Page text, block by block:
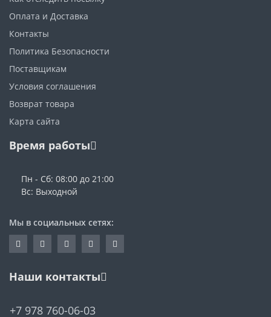
Оплата и Доставка
Контакты
Политика Безопасности
Поставщикам
Условия соглашения
Возврат товара
Карта сайта
Время работы
Пн - Сб: 08:00 до 21:00
Вс: Выходной
Мы в социальных сетях:
Наши контакты
+7 978 760-06-03